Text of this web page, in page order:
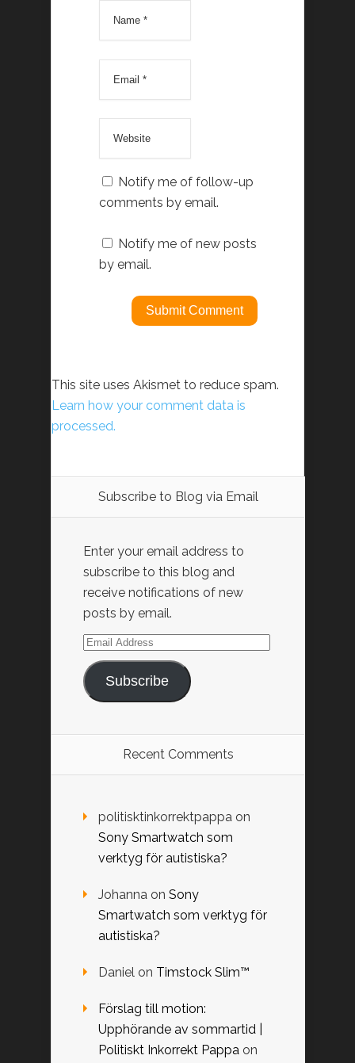
Notify me of follow-up
comments by email.
Notify me of new posts
by email.
This site uses Akismet to reduce spam.
Learn how your comment data is
processed.
Subscribe to Blog via Email
Enter your email address to
subscribe to this blog and
receive notifications of new
posts by email.
Email
Address
Subscribe
Recent Comments
politisktinkorrektpappa on
Sony Smartwatch som
verktyg för autistiska?
Johanna on Sony
Smartwatch som verktyg för
autistiska?
Daniel on Timstock Slim™
Förslag till motion:
Upphörande av sommartid |
Politiskt Inkorrekt Pappa on